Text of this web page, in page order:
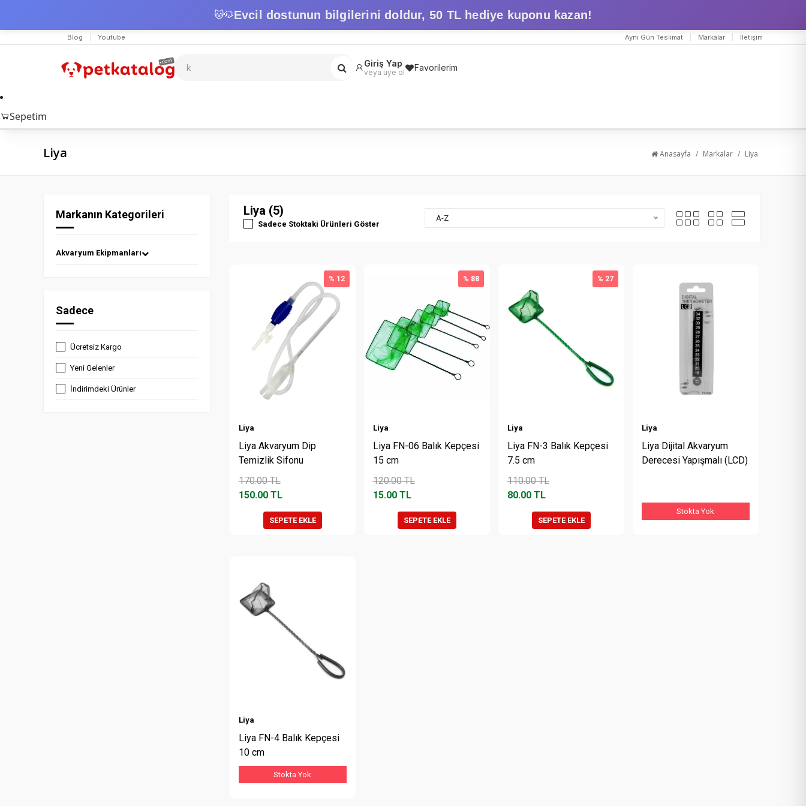
🐱🐶Evcil dostunun bilgilerini doldur, 50 TL hediye kuponu kazan!
Blog Youtube Aynı Gün Teslimat Markalar İletişim
Giriş Yap
veya üye ol Favorilerim
Sepetim
Liya Anasayfa / Markalar / Liya
Markanın Kategorileri
Akvaryum Ekipmanları
Sadece
Ücretsiz Kargo
Yeni Gelenler
İndirimdeki Ürünler
Liya (5)
Sadece Stoktaki Ürünleri Göster
A-Z
Liya
Liya Akvaryum Dip
Temizlik Sifonu
170.00TL
150.00TL
% 12
SEPETE EKLE
Liya
Liya FN-06 Balık Kepçesi
15 cm
120.00TL
15.00TL
% 88
SEPETE EKLE
Liya
Liya FN-3 Balık Kepçesi
7.5 cm
110.00TL
80.00TL
% 27
SEPETE EKLE
Liya
Liya Dijital Akvaryum
Derecesi Yapışmalı (LCD)
Stokta Yok
Liya
Liya FN-4 Balık Kepçesi
10 cm
Stokta Yok